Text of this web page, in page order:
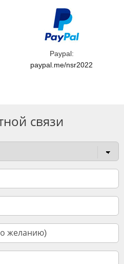
Paypal:
paypal.me/nsr2022
связи